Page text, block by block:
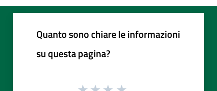
Quanto sono chiare le informazioni
su questa pagina?